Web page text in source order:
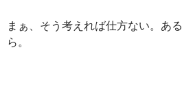
まぁ、そう考えれば仕方ない。あ
ら。